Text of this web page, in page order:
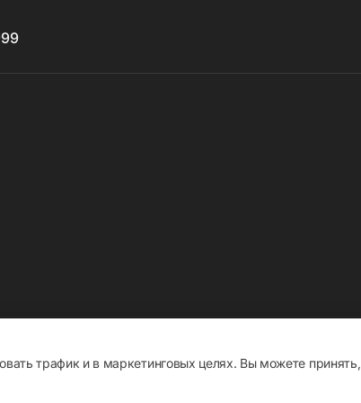
трафик и в маркетинговых целях. Вы можете принять,